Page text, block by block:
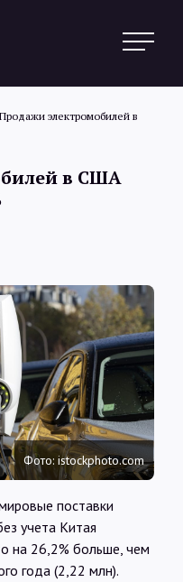
Продажи электромобилей в
в США
Фото: istockphoto.com
поставки
учета Китая
на 26,2% больше, чем
года (2,22 млн).